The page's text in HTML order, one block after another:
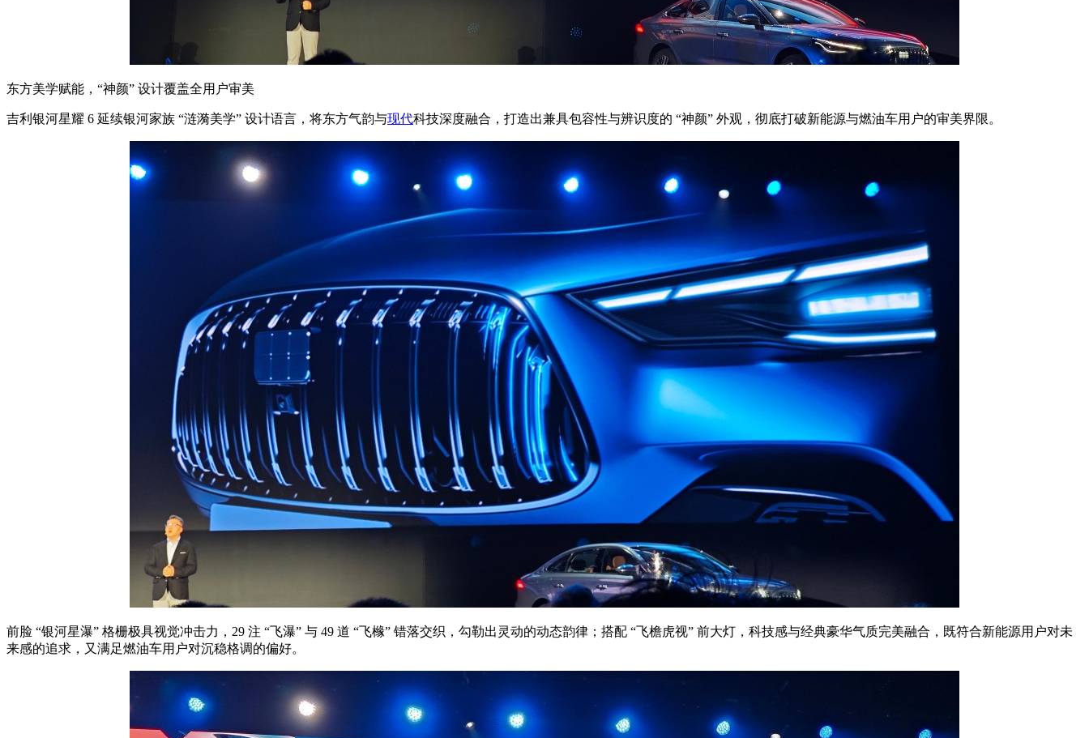
东方美学赋能，“神颜” 设计覆盖全用户审美
吉利银河星耀 6 延续银河家族 “涟漪美学” 设计语言，将东方气韵与现代科技深度融合，打造出兼具包容性与辨识度的 “神颜” 外观，彻底打破新能源与燃油车用户的审美界限。
前脸 “银河星瀑” 格栅极具视觉冲击力，29 注 “飞瀑” 与 49 道 “飞橼” 错落交织，勾勒出灵动的动态韵律；搭配 “飞檐虎视” 前大灯，科技感与经典豪华气质完美融合，既符合新能源用户对未
来感的追求，又满足燃油车用户对沉稳格调的偏好。